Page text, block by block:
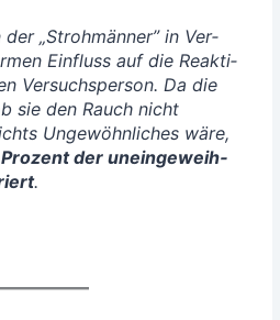
„Stroh­män­ner” in Ver­
Ein­fluss auf die Reak­ti­
Ver­suchs­per­son. Da die
sie den Rauch nicht
Unge­wöhn­li­ches wäre,
der unein­ge­weih­
.